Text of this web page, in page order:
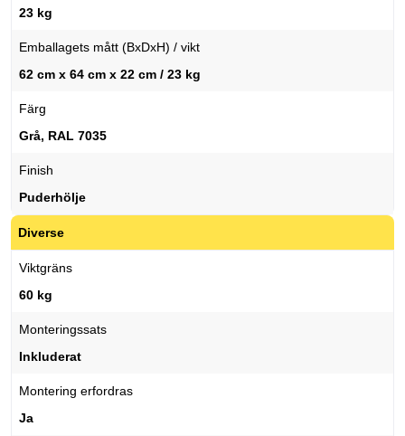
23 kg
Emballagets mått (BxDxH) / vikt
62 cm x 64 cm x 22 cm / 23 kg
Färg
Grå, RAL 7035
Finish
Puderhölje
Diverse
Viktgräns
60 kg
Monteringssats
Inkluderat
Montering erfordras
Ja